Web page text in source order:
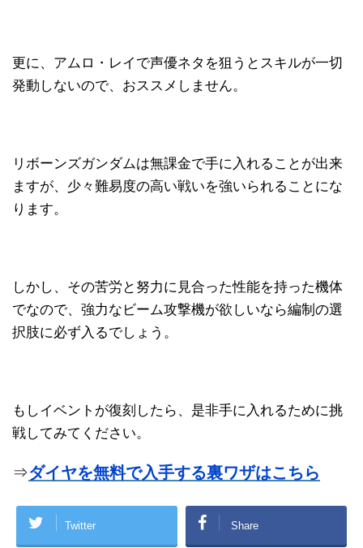
更に、アムロ・レイで声優ネタを狙うとスキルが一切
発動しないので、おススメしません。
リボーンズガンダムは無課金で手に入れることが出来
ますが、少々難易度の高い戦いを強いられることにな
ります。
しかし、その苦労と努力に見合った性能を持った機体
でなので、強力なビーム攻撃機が欲しいなら編制の選
択肢に必ず入るでしょう。
もしイベントが復刻したら、是非手に入れるために挑
戦してみてください。
⇒ダイヤを無料で入手する裏ワザはこちら
Twitter Share